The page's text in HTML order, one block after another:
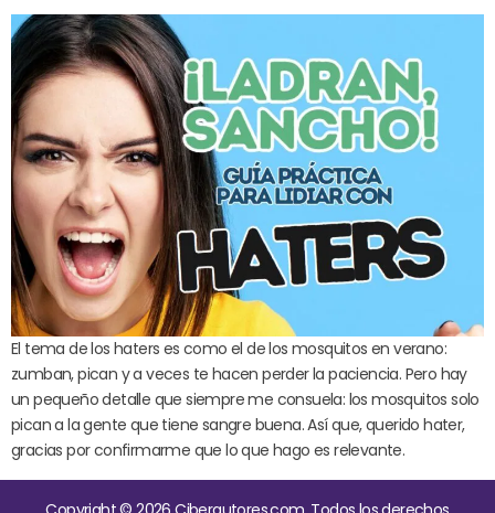
El tema de los haters es como el de los mosquitos en verano:
zumban, pican y a veces te hacen perder la paciencia. Pero hay
un pequeño detalle que siempre me consuela: los mosquitos solo
pican a la gente que tiene sangre buena. Así que, querido hater,
gracias por confirmarme que lo que hago es relevante.